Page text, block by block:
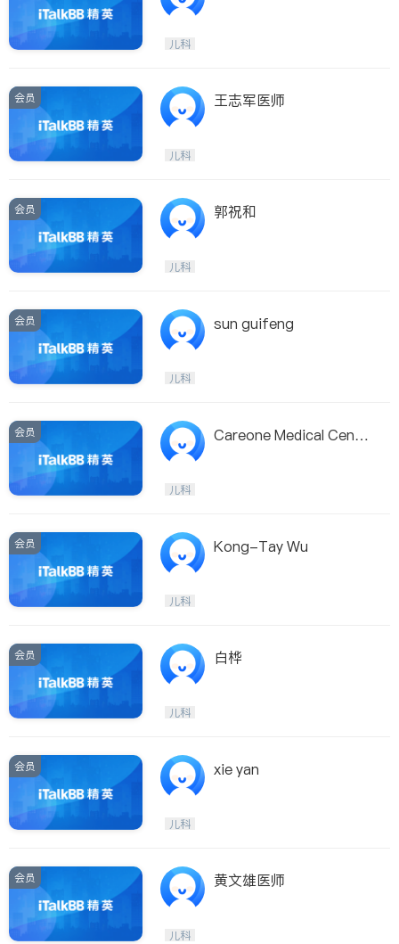
儿科
会员 王志军医师
儿科
会员 郭祝和
儿科
会员 sun guifeng
儿科
会员
Careone Medical Cente
儿科
会员 Kong-Tay Wu
儿科
会员 白桦
儿科
会员 xie yan
儿科
会员 黄文雄医师
儿科